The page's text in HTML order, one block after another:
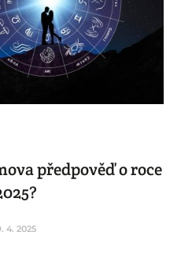
předpověď o roce
4. 2025